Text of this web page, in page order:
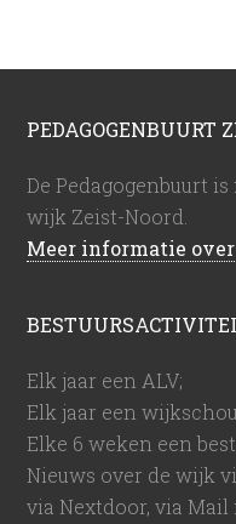
PEDAGOGENBUURT
De Pedagogenbuurt
wijk Zeist-Noord.
Meer informatie
Elk jaar een ALV;
Elk jaar een
Elke 6 weken een
Nieuws over de wijk
via Nextdoor, via Mail